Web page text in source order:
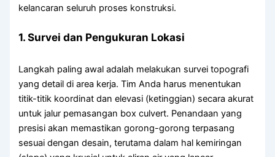
kelancaran seluruh proses konstruksi.
1. Survei dan Pengukuran Lokasi
Langkah paling awal adalah melakukan survei topografi
yang detail di area kerja. Tim Anda harus menentukan
titik-titik koordinat dan elevasi (ketinggian) secara akurat
untuk jalur pemasangan box culvert. Penandaan yang
presisi akan memastikan gorong-gorong terpasang
sesuai dengan desain, terutama dalam hal kemiringan